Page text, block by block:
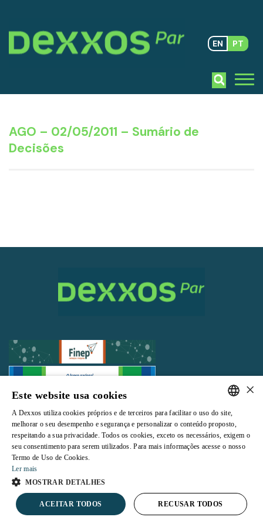
EN PT
AGO – 02/05/2011 – Sumário de
Decisões
Privacidade
PORTUGUESE
ENGLISH
×
Este website usa cookies
A Dexxos utiliza cookies próprios e de terceiros para facilitar o uso do site,
melhorar o seu desempenho e segurança e personalizar o conteúdo proposto,
respeitando a sua privacidade. Todos os cookies, exceto os necessários, exigem o
seu consentimento para serem utilizados. Para mais informações acesse o nosso
Termo de Uso de Cookies.
Ler mais
MOSTRAR DETALHES
ACEITAR TODOS RECUSAR TODOS